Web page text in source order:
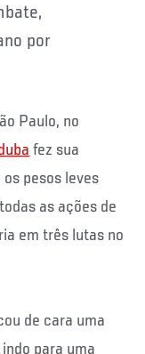
por
Paulo, no
fez sua
pesos leves
as ações de
em três lutas no
de cara uma
para uma